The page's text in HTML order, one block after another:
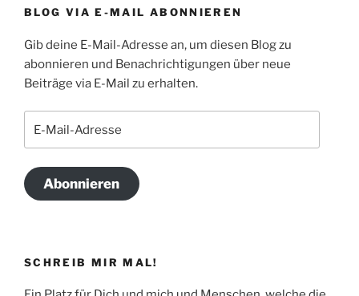
BLOG VIA E-MAIL ABONNIEREN
Gib deine E-Mail-Adresse an, um diesen Blog zu
abonnieren und Benachrichtigungen über neue
Beiträge via E-Mail zu erhalten.
Mail-
Abonnieren
SCHREIB MIR MAL!